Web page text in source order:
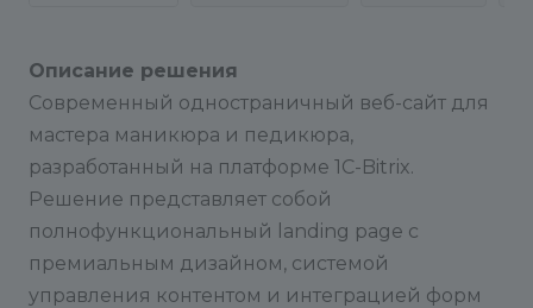
Описание решения
Современный одностраничный веб-сайт для
мастера маникюра и педикюра,
разработанный на платформе 1C-Bitrix.
Решение представляет собой
полнофункциональный landing page с
премиальным дизайном, системой
управления контентом и интеграцией форм